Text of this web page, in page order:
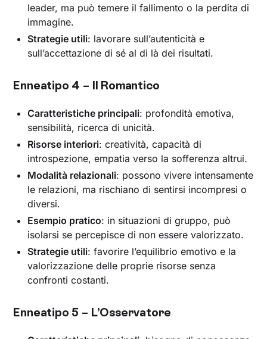
leader, ma può temere il fallimento o la perdita di
immagine.
Strategie utili: lavorare sull’autenticità e
sull’accettazione di sé al di là dei risultati.
Enneatipo 4 – Il Romantico
Caratteristiche principali: profondità emotiva,
sensibilità, ricerca di unicità.
Risorse interiori: creatività, capacità di
introspezione, empatia verso la sofferenza altrui.
Modalità relazionali: possono vivere intensamente
le relazioni, ma rischiano di sentirsi incompresi o
diversi.
Esempio pratico: in situazioni di gruppo, può
isolarsi se percepisce di non essere valorizzato.
Strategie utili: favorire l’equilibrio emotivo e la
valorizzazione delle proprie risorse senza
confronti costanti.
Enneatipo 5 – L’Osservatore